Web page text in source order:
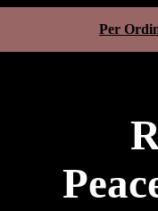
Per